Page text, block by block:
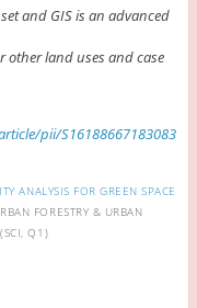
and GIS is an advanced
other land uses and case
pii/S16188667183083
ANALYSIS FOR GREEN SPACE
FORESTRY & URBAN
Q1)